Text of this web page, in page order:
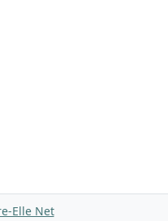
Elle Net